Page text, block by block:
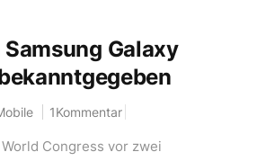
Galaxy
1Kommentar
Congress vor zwei